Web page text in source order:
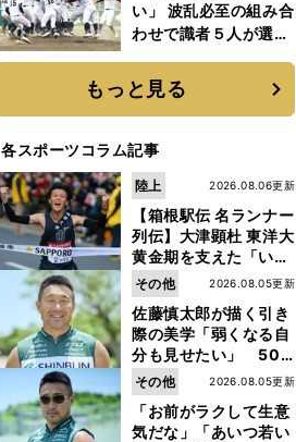
い」 波乱必至の組み合
わせで識者５人が選ん
もっと見る
各スポーツコラム記事
【箱根駅伝 名ランナー
列伝】大津顕杜 東洋大
黄金期を支えた「いぶ
し銀」の存在 最後は同
期の設楽兄弟も受賞で
きなかった金栗杯に輝
く
2026.08.06更新
陸上
佐藤慎太郎が描く引き
際の美学「弱くなる自
分も見せたい」 50
代の競輪人生に影響を
与える伏見俊昭の死に
も言及
2026.08.05更新
その他
「お前がラクして生意
気だな」「あいつ若い
2026.08.05更新
その他